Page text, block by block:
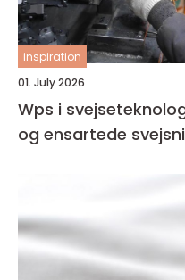
inspiration
01. July 2026
Wps i
og ensartede